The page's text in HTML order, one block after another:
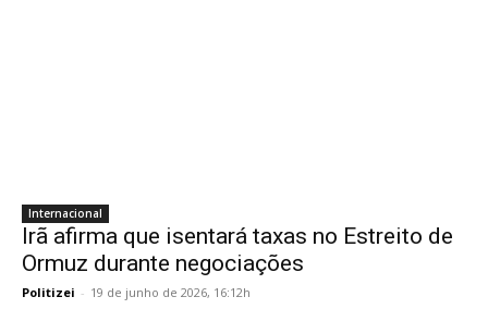
Internacional
Irã afirma que isentará taxas no Estreito de
Ormuz durante negociações
Politizei - 19 de junho de 2026, 16:12h